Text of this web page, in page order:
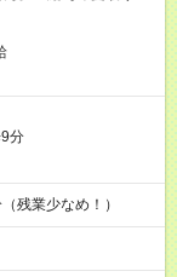
分
残業少なめ！）